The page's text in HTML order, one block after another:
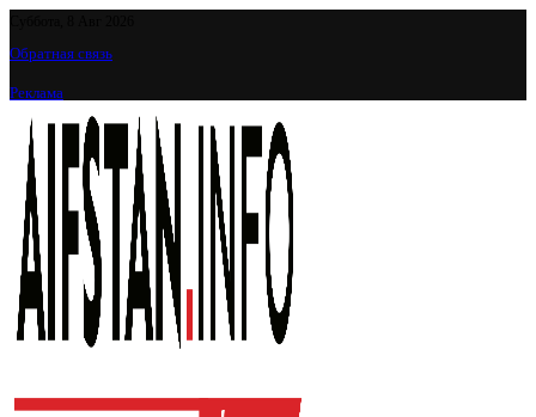
Обратная связь
Реклама